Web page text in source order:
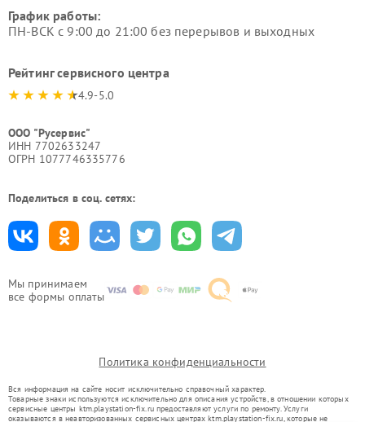
Мы принимаем
все формы оплаты
График работы:
ПН-ВСК с 9:00 до 21:00 без перерывов и выходных
Рейтинг сервисного центра
4.9-5.0
ООО "Русервис"
ИНН 7702633247
ОГРН 1077746335776
Поделиться в соц. сетях:
Политика конфиденциальности
Вся информация на сайте носит исключительно справочный характер.
Товарные знаки используются исключительно для описания устройств, в отношении которых
сервисные центры ktm.playstation-fix.ru предоставляют услуги по ремонту. Услуги
оказываются в неавторизованных сервисных центрах ktm.playstation-fix.ru, которые не